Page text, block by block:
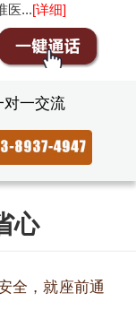
医...[详细]
对一交流
心
全，就座前通